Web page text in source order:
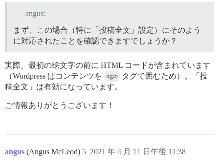
angus:
まず、この場合（特に「投稿全文」設定）にそのよう
に対応されたことを確認できますでしょうか？
実際、最初の絵文字の前に HTML コードが含まれています
（Wordpress はコンテンツを <p> タグで囲むため）。「投
稿全文」は有効になっています。
ご情報ありがとうございます！
angus (Angus McLeod) 2021 年 4 月 11 日午後 11:38
5